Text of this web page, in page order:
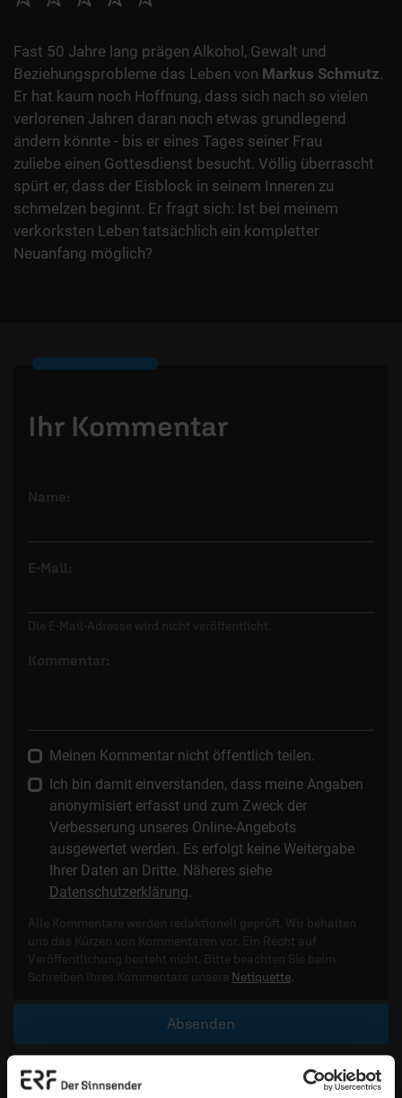
Fast 50 Jahre lang prägen Alkohol, Gewalt und
Beziehungsprobleme das Leben von Markus Schmutz.
Er hat kaum noch Hoffnung, dass sich nach so vielen
verlorenen Jahren daran noch etwas grundlegend
ändern könnte - bis er eines Tages seiner Frau
zuliebe einen Gottesdienst besucht. Völlig überrascht
spürt er, dass der Eisblock in seinem Inneren zu
schmelzen beginnt. Er fragt sich: Ist bei meinem
verkorksten Leben tatsächlich ein kompletter
Neuanfang möglich?
Ihr Kommentar
Name:
E-Mail:
Die E-Mail-Adresse wird nicht veröffentlicht.
Kommentar:
Meinen Kommentar nicht öffentlich teilen.
Ich bin damit einverstanden, dass meine Angaben
anonymisiert erfasst und zum Zweck der
Verbesserung unseres Online-Angebots
ausgewertet werden. Es erfolgt keine Weitergabe
Ihrer Daten an Dritte. Näheres siehe
Datenschutzerklärung.
Alle Kommentare werden redaktionell geprüft. Wir behalten
uns das Kürzen von Kommentaren vor. Ein Recht auf
Veröffentlichung besteht nicht. Bitte beachten Sie beim
Schreiben Ihres Kommentars unsere Netiquette.
Absenden